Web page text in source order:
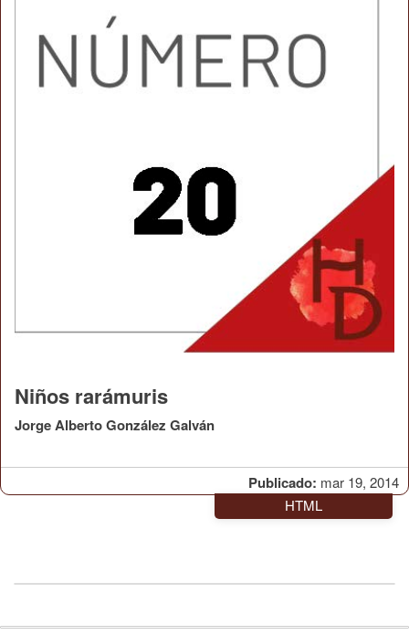
Publicado: mar 19, 2014
Niños rarámuris
Jorge Alberto González Galván
HTML